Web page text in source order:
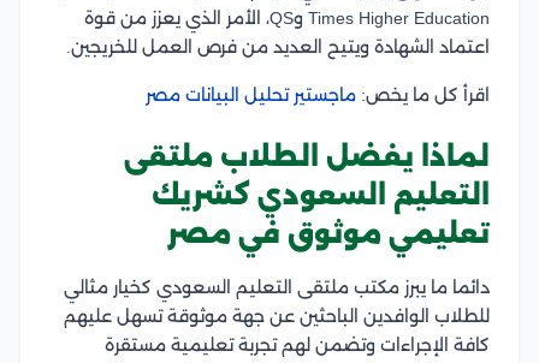
Times Higher Education وQS، الأمر الذي يعزز من قوة
اعتماد الشهادة ويتيح العديد من فرص العمل للخريجين.
اقرأ كل ما يخص: ماجستير تحليل البيانات مصر
لماذا يفضل الطلاب ملتقى
التعليم السعودي كشريك
تعليمي موثوق في مصر
دائما ما يبرز مكتب ملتقى التعليم السعودي كخيار مثالي
للطلاب الوافدين الباحثين عن جهة موثوقة تسهل عليهم
كافة الإجراءات وتضمن لهم تجربة تعليمية مستقرة